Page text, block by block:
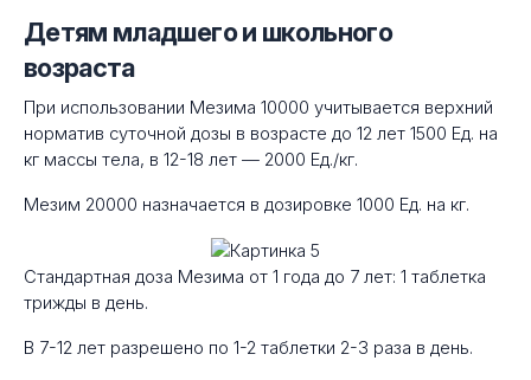
Детям младшего и школьного
возраста
При использовании Мезима 10000 учитывается верхний
норматив суточной дозы в возрасте до 12 лет 1500 Ед. на
кг массы тела, в 12-18 лет — 2000 Ед./кг.
Мезим 20000 назначается в дозировке 1000 Ед. на кг.
Стандартная доза Мезима от 1 года до 7 лет: 1 таблетка
трижды в день.
В 7-12 лет разрешено по 1-2 таблетки 2-3 раза в день.